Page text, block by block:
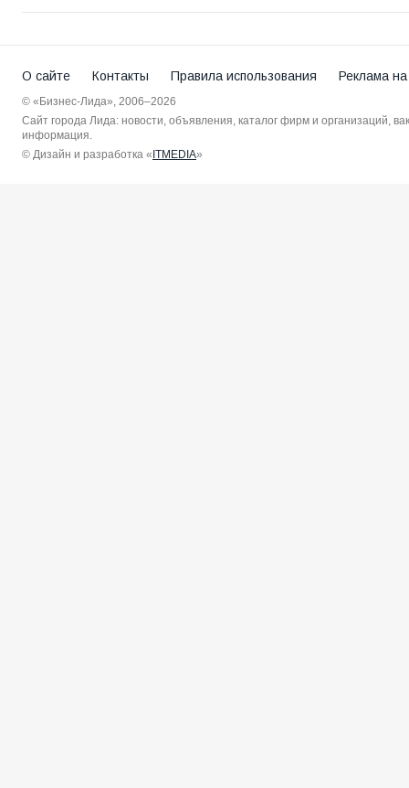
О сайте Контакты Правила использования Реклама
© «Бизнес-Лида», 2006–2026
Сайт города Лида: новости, объявления, каталог фирм и организаций,
информация.
© Дизайн и разработка « ITMEDIA»